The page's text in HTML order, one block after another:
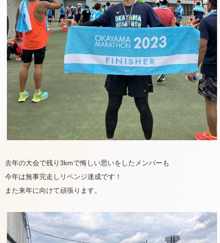
去年の大会で残り3kmで悔しい思いをしたメンバーも
今年は無事完走しリベンジ達成です！
また来年に向けて頑張ります。